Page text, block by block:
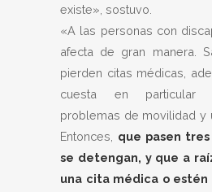
existe», sostuvo.
«A las personas con
afecta de gran manera.
pierden citas médicas,
cuesta en particular
problemas de movilidad y
Entonces, que pasen
se detengan, y que a
una cita médica o